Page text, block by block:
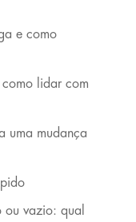
e como
como lidar com
uma mudança
vazio: qual